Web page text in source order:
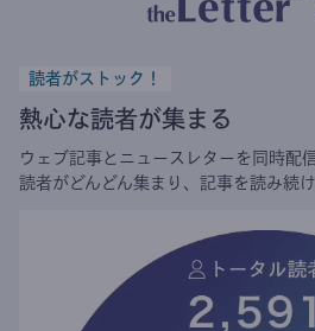
読者がストック！
熱心な読者が集まる
ウェブ記事とニュースレターを同時配
読者がどんどん集まり、記事を読み続け